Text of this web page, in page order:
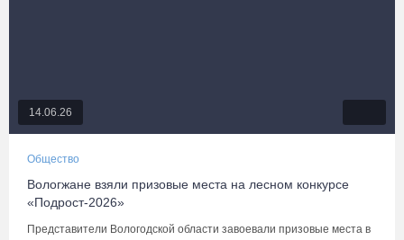
14.06.26
Общество
Вологжане взяли призовые места на лесном конкурсе
«Подрост-2026»
Представители Вологодской области завоевали призовые места в